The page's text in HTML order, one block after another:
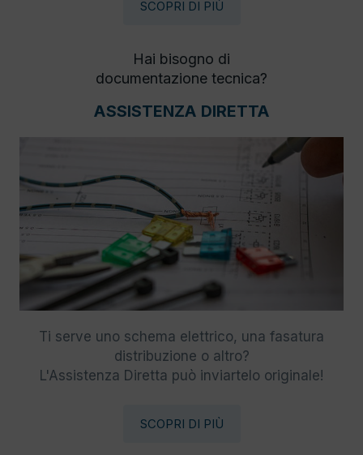
SCOPRI DI PIÙ
Hai bisogno di
documentazione tecnica?
ASSISTENZA DIRETTA
Ti serve uno schema elettrico, una fasatura
distribuzione o altro?
L'Assistenza Diretta può inviartelo originale!
SCOPRI DI PIÙ